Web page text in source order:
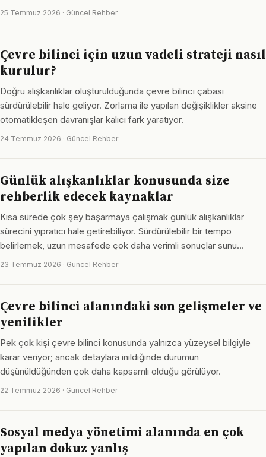
25 Temmuz 2026 · Güncel Rehber
Çevre bilinci için uzun vadeli strateji nasıl
kurulur?
Doğru alışkanlıklar oluşturulduğunda çevre bilinci çabası
sürdürülebilir hale geliyor. Zorlama ile yapılan değişiklikler aksine
otomatikleşen davranışlar kalıcı fark yaratıyor.
24 Temmuz 2026 · Güncel Rehber
Günlük alışkanlıklar konusunda size
rehberlik edecek kaynaklar
Kısa sürede çok şey başarmaya çalışmak günlük alışkanlıklar
sürecini yıpratıcı hale getirebiliyor. Sürdürülebilir bir tempo
belirlemek, uzun mesafede çok daha verimli sonuçlar sunu…
23 Temmuz 2026 · Güncel Rehber
Çevre bilinci alanındaki son gelişmeler ve
yenilikler
Pek çok kişi çevre bilinci konusunda yalnızca yüzeysel bilgiyle
karar veriyor; ancak detaylara inildiğinde durumun
düşünüldüğünden çok daha kapsamlı olduğu görülüyor.
22 Temmuz 2026 · Güncel Rehber
Sosyal medya yönetimi alanında en çok
yapılan dokuz yanlış